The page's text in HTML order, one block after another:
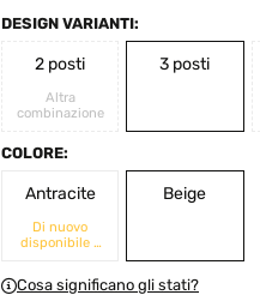
DESIGN VARIANTI:
2 posti
Altra
combinazione
3 posti
COLORE:
Antracite
Di nuovo
disponibile a
Beige
Cosa significano gli stati?